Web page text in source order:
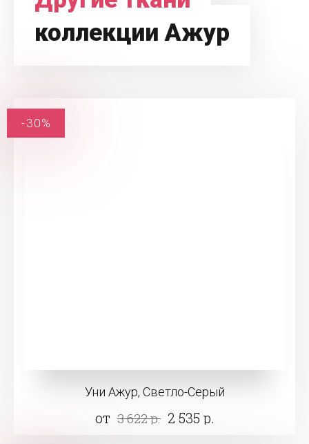
коллекции Ажур
Уни Ажур, Светло-Серый
от 3 622 р. 2 535 р.
-30%